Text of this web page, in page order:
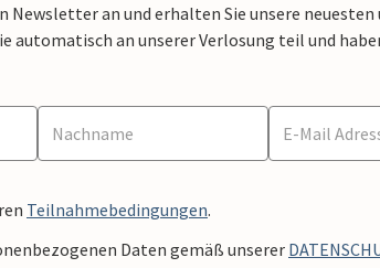
Newsletter an und erhalten Sie unsere
automatisch an unserer Verlosung teil und
Teilnahmebedingungen.
Daten gemäß unserer